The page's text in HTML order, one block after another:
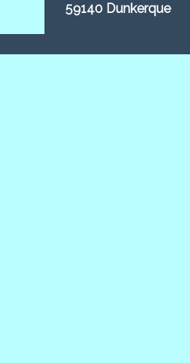
59140 Dunkerque